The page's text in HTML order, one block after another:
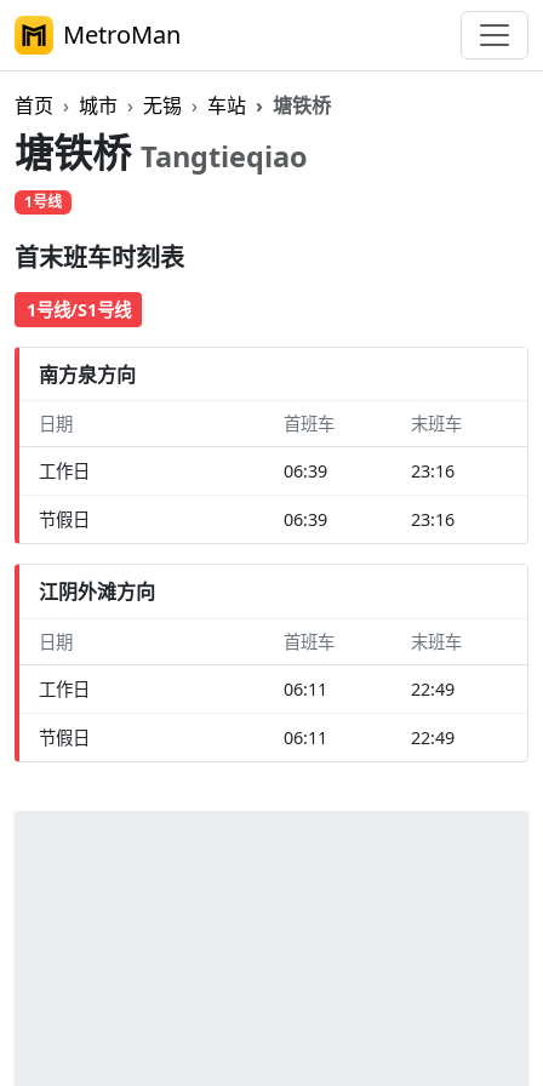
MetroMan
首页 城市 无锡 车站 塘铁桥
塘铁桥 Tangtieqiao
1号线
首末班车时刻表
1号线/S1号线
南方泉方向
日期 首班车 末班车
工作日 06:39 23:16
节假日 06:39 23:16
江阴外滩方向
日期 首班车 末班车
工作日 06:11 22:49
节假日 06:11 22:49